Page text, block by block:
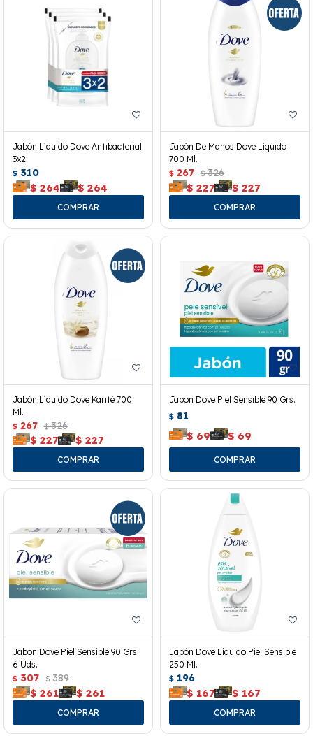
Jabón Líquido Dove Antibacterial
3x2
$ 310
$ 264 $ 264
Jabón De Manos Dove Líquido
700 Ml.
$ 267 $ 326
$ 227 $ 227
Jabón Líquido Dove Karité 700
Ml.
$ 267 $ 326
$ 227 $ 227
Jabon Dove Piel Sensible 90 Grs.
$ 81
$ 69 $ 69
Jabon Dove Piel Sensible 90 Grs.
6 Uds.
$ 307 $ 389
$ 261 $ 261
Jabón Dove Liquido Piel Sensible
250 Ml.
$ 196
$ 167 $ 167